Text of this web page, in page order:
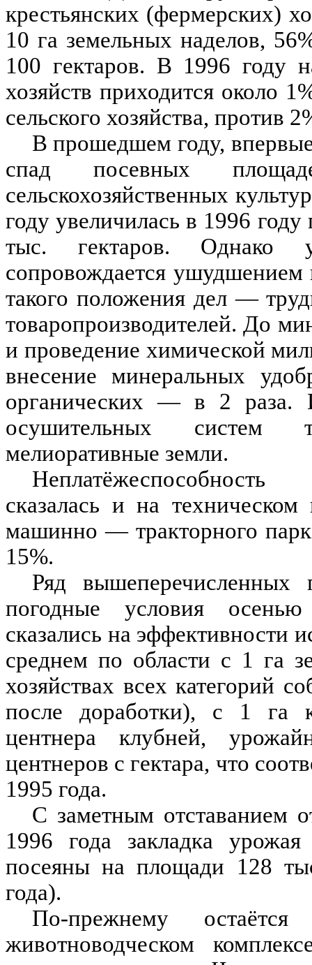
крестьянских (фермерских)
10 га земельных наделов,
100 гектаров. В 1996 году
хозяйств приходится около
сельского хозяйства, против
В прошедшем году,
спад посевных
сельскохозяйственных
году увеличилась в 1996
тыс. гектаров. Однако
сопровождается
такого положения дел —
товаропроизводителей. До
и проведение химической
внесение минеральных
органических — в 2 раза.
осушительных систем
мелиоративные земли.
сказалась и на
машинно — тракторного
15%.
Ряд вышеперечисленных
погодные условия
сказались на эффективности
среднем по области с 1 га
хозяйствах всех категорий
после доработки), с 1 га
центнера клубней,
центнеров с гектара, что
1995 года.
С заметным отставанием
1996 года закладка
посеяны на площади 128
года).
По-прежнему
животноводческом